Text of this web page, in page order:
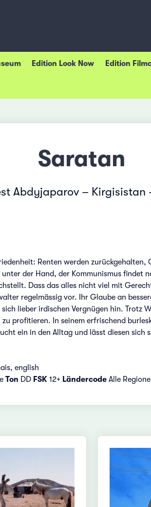
Edition Look Now Edition
Saratan
Abdyjaparov – Kirgisistan
Renten werden
der Hand, der Kommunismus findet
Dass das alles nicht viel mit
regelmässig vor. Ihr Glaube an
lieber irdischen Vergnügen hin. Trotz
profitieren. In seinem erfrischend
ein in den Alltag und lässt diesen sich
english
Ton DD FSK12+ LändercodeAlle